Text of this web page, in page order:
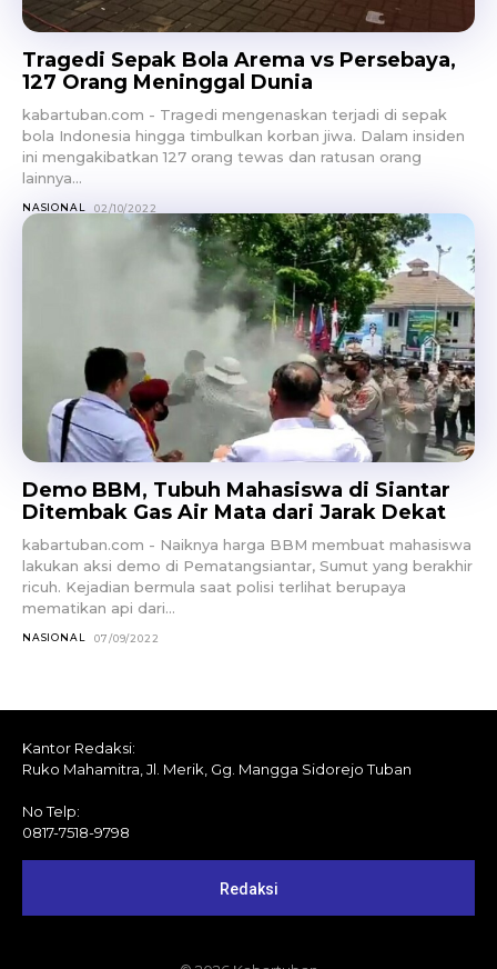
Tragedi Sepak Bola Arema vs Persebaya,
127 Orang Meninggal Dunia
kabartuban.com - Tragedi mengenaskan terjadi di sepak
bola Indonesia hingga timbulkan korban jiwa. Dalam insiden
ini mengakibatkan 127 orang tewas dan ratusan orang
lainnya...
NASIONAL 02/10/2022
Demo BBM, Tubuh Mahasiswa di Siantar
Ditembak Gas Air Mata dari Jarak Dekat
kabartuban.com - Naiknya harga BBM membuat mahasiswa
lakukan aksi demo di Pematangsiantar, Sumut yang berakhir
ricuh. Kejadian bermula saat polisi terlihat berupaya
mematikan api dari...
NASIONAL 07/09/2022
Kantor Redaksi:
Ruko Mahamitra, Jl. Merik, Gg. Mangga Sidorejo Tuban
No Telp:
0817-7518-9798
Redaksi